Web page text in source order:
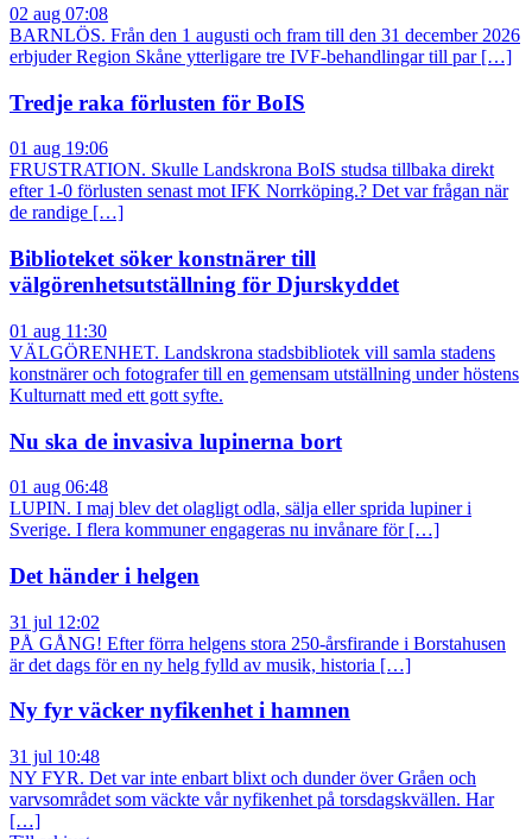
02 aug 07:08
BARNLÖS. Från den 1 augusti och fram till den 31 december 2026
erbjuder Region Skåne ytterligare tre IVF-behandlingar till par […]
Tredje raka förlusten för BoIS
01 aug 19:06
FRUSTRATION. Skulle Landskrona BoIS studsa tillbaka direkt
efter 1-0 förlusten senast mot IFK Norrköping.? Det var frågan när
de randige […]
Biblioteket söker konstnärer till
välgörenhetsutställning för Djurskyddet
01 aug 11:30
VÄLGÖRENHET. Landskrona stadsbibliotek vill samla stadens
konstnärer och fotografer till en gemensam utställning under höstens
Kulturnatt med ett gott syfte.
Nu ska de invasiva lupinerna bort
01 aug 06:48
LUPIN. I maj blev det olagligt odla, sälja eller sprida lupiner i
Sverige. I flera kommuner engageras nu invånare för […]
Det händer i helgen
31 jul 12:02
PÅ GÅNG! Efter förra helgens stora 250-årsfirande i Borstahusen
är det dags för en ny helg fylld av musik, historia […]
Ny fyr väcker nyfikenhet i hamnen
31 jul 10:48
NY FYR. Det var inte enbart blixt och dunder över Gråen och
varvsområdet som väckte vår nyfikenhet på torsdagskvällen. Har
[…]